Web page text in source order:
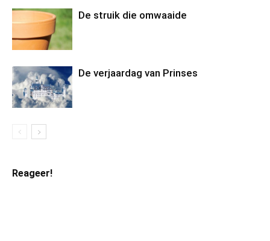
De struik die omwaaide
De verjaardag van Prinses
Reageer!